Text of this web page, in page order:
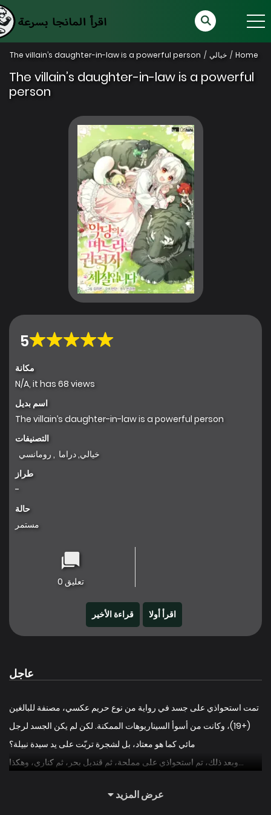
Home خيالي The villain’s daughter-in-law is a powerful person
The villain’s daughter-in-law is a powerful
person
5
مكانة
N/A, it has 68 views
اسم بديل
The villain’s daughter-in-law is a powerful person
التصنيفات
خيالي,دراما , رومانسي
طراز
-
حالة
مستمر
تعليق 0
اقرأ أولا قراءة الأخير
عاجل
تمت استحواذي على جسد في رواية من نوع حريم عكسي، مصنفة للبالغين
(+19)، وكانت من أسوأ السيناريوهات الممكنة. لكن لم يكن الجسد لرجل
مائي كما هو معتاد، بل لشجرة تربّت على يد سيدة نبيلة؟
…وبعد ذلك، تم استحواذي على مملحة، ثم قنديل بحر، ثم كناري، وهكذا
عرض المزيد